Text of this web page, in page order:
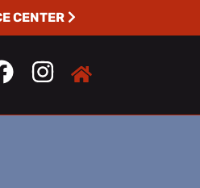
CENTER